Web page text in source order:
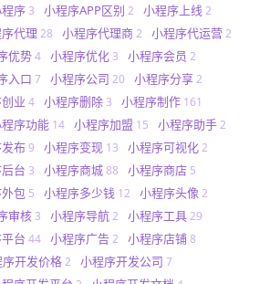
序 3 小程序APP区别 2 小程序上线 2
代理 28 小程序代理商2 小程序代运营2
优势4 小程序优化 3 小程序会员 2
入口 7 小程序公司 20 小程序分享2
业 4 小程序删除 3 小程序制作 161
序功能 14 小程序加盟 15 小程序助手2
布9 小程序变现 13 小程序可视化2
台 3 小程序商城88 小程序商店 5
包 5 小程序多少钱 12 小程序头像 2
审核 3 小程序导航2 小程序工具29
台 44 小程序广告2 小程序店铺8
开发价格2 小程序开发公司 7